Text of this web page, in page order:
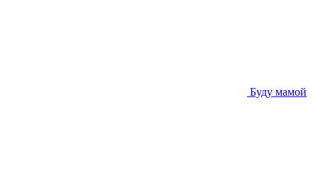
Буду мамой